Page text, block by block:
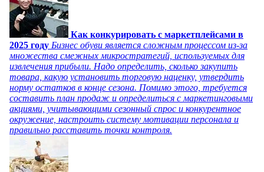
Как конкурировать с маркетплейсами в
2025 году Бизнес обуви является сложным процессом из-за
множества смежных микростратегий, используемых для
извлечения прибыли. Надо определить, сколько закупить
товара, какую установить торговую наценку, утвердить
норму остатков в конце сезона. Помимо этого, требуется
составить план продаж и определиться с маркетинговыми
акциями, учитывающими сезонный спрос и конкурентное
окружение, настроить систему мотивации персонала и
правильно расставить точки контроля.